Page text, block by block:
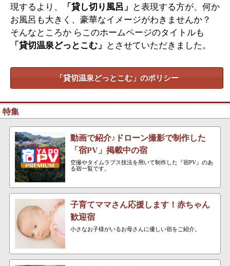
現するより、
「貸し切り風呂」
と表現する方が、何か
お風呂も大きく、豪華なイメージがわきませんか？
そんなところか らこのホームページのタイトルも
「貸切温泉どっとこむ」
とさせていただきました。
「貸切温泉どっとこむ」のポリシー
特集
動画で紹介♪ドローン撮影で制作した
「宿PV」掲載中の宿
空撮やタイムラプス技法を用いて制作した『宿PV』のあ
る宿一覧です。
子育てママさん応援します！赤ちゃん
歓迎宿
小さなお子様がいるお母さんに優しい宿をご紹介。